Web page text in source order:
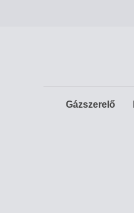
Gázszerelő